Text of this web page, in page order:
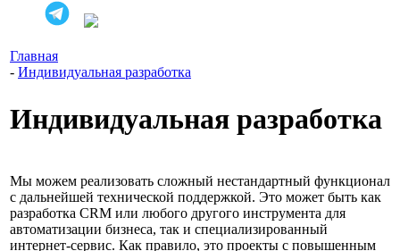
Главная
- Индивидуальная разработка
Индивидуальная разработка
Мы можем реализовать сложный нестандартный функционал
с дальнейшей технической поддержкой. Это может быть как
разработка CRM или любого другого инструмента для
автоматизации бизнеса, так и специализированный
интернет-сервис. Как правило, это проекты с повышенным